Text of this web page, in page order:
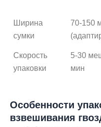
Ширина
сумки
70-150
Скорость
упаковки
5-30
мин
Особенности
взвешивания